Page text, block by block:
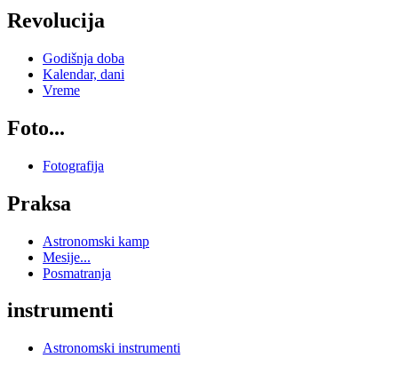
Revolucija
Godišnja doba
Kalendar, dani
Vreme
Foto...
Fotografija
Praksa
Astronomski kamp
Mesije...
Posmatranja
instrumenti
Astronomski instrumenti